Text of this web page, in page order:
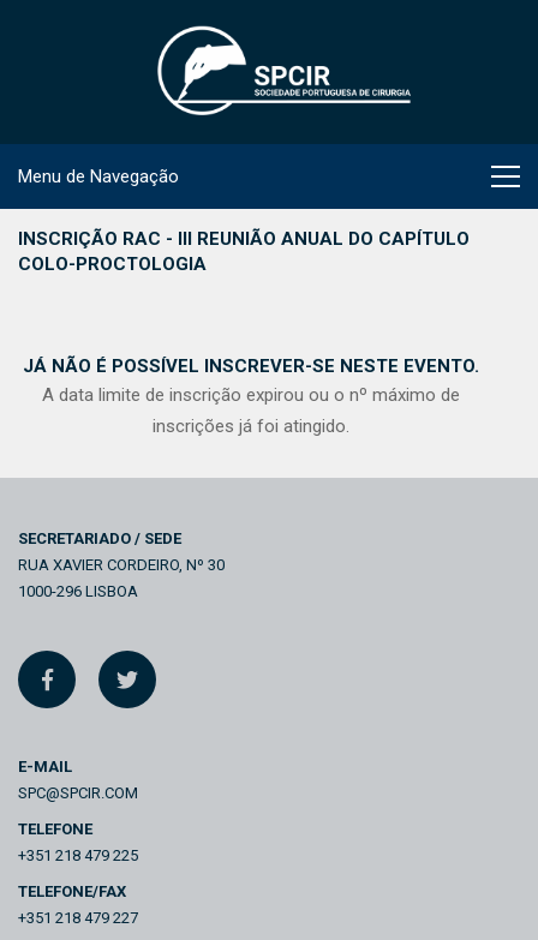
Menu de Navegação
INSCRIÇÃO RAC - III REUNIÃO ANUAL DO CAPÍTULO
COLO-PROCTOLOGIA
JÁ NÃO É POSSÍVEL INSCREVER-SE NESTE EVENTO.
A data limite de inscrição expirou ou o nº máximo de
inscrições já foi atingido.
SECRETARIADO / SEDE
RUA XAVIER CORDEIRO, Nº 30
1000-296 LISBOA
E-MAIL
SPC@SPCIR.COM
TELEFONE
+351 218 479 225
TELEFONE/FAX
+351 218 479 227